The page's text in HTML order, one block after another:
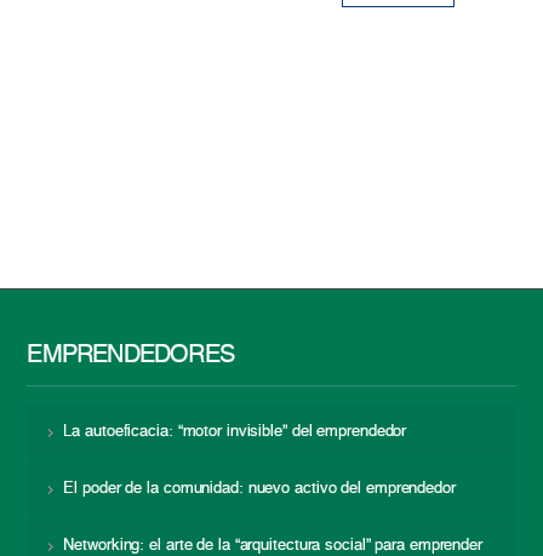
EMPRENDEDORES
La autoeficacia: “motor invisible” del emprendedor
El poder de la comunidad: nuevo activo del emprendedor
Networking: el arte de la “arquitectura social” para emprender